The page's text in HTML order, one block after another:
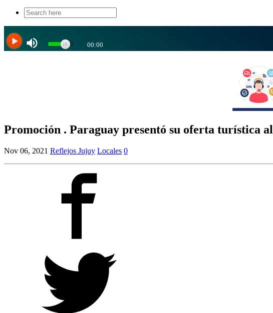
Search
for:
Promoción . Paraguay presentó su oferta turística
Nov 06, 2021 Reflejos Jujuy Locales 0